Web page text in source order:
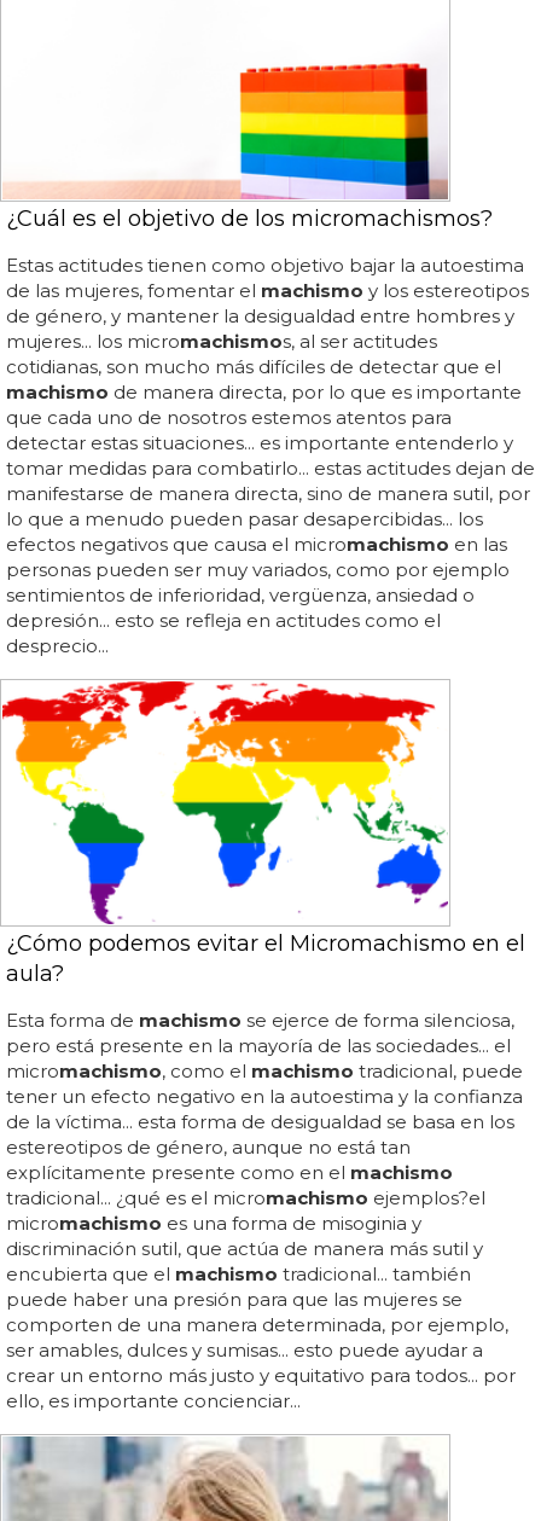
¿Cuál es el objetivo de los micromachismos?
Estas actitudes tienen como objetivo bajar la autoestima
de las mujeres, fomentar el machismo y los estereotipos
de género, y mantener la desigualdad entre hombres y
mujeres... los micromachismos, al ser actitudes
cotidianas, son mucho más difíciles de detectar que el
machismo de manera directa, por lo que es importante
que cada uno de nosotros estemos atentos para
detectar estas situaciones... es importante entenderlo y
tomar medidas para combatirlo... estas actitudes dejan de
manifestarse de manera directa, sino de manera sutil, por
lo que a menudo pueden pasar desapercibidas... los
efectos negativos que causa el micromachismo en las
personas pueden ser muy variados, como por ejemplo
sentimientos de inferioridad, vergüenza, ansiedad o
depresión... esto se refleja en actitudes como el
desprecio...
¿Cómo podemos evitar el Micromachismo en el
aula?
Esta forma de machismo se ejerce de forma silenciosa,
pero está presente en la mayoría de las sociedades... el
micromachismo, como el machismo tradicional, puede
tener un efecto negativo en la autoestima y la confianza
de la víctima... esta forma de desigualdad se basa en los
estereotipos de género, aunque no está tan
explícitamente presente como en el machismo
tradicional... ¿qué es el micromachismo ejemplos?el
micromachismo es una forma de misoginia y
discriminación sutil, que actúa de manera más sutil y
encubierta que el machismo tradicional... también
puede haber una presión para que las mujeres se
comporten de una manera determinada, por ejemplo,
ser amables, dulces y sumisas... esto puede ayudar a
crear un entorno más justo y equitativo para todos... por
ello, es importante concienciar...